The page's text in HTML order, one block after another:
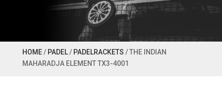
HOME/ PADEL/ PADELRACKETS / THE INDIAN
MAHARADJA ELEMENT TX3-4001